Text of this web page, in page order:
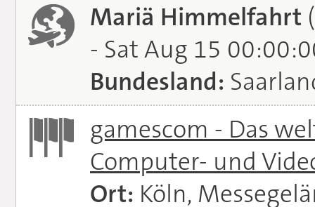
Mariä Himmelfahrt
- Sat Aug 15
Bundesland:
gamescom - Das
Computer- und
Ort: Köln,